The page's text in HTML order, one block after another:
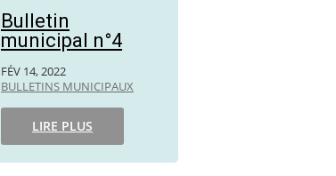
Bulletin
municipal n°4
FÉV 14, 2022
BULLETINS MUNICIPAUX
LIRE PLUS